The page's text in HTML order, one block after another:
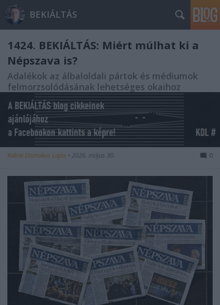
BEKIÁLTÁS
1424. BEKIÁLTÁS: Miért múlhat ki a
Népszava is?
Adalékok az álbaloldali pártok és médiumok
felmorzsolódásának lehetséges okaihoz
Kabai Domokos Lajos • 2026. május 30. 0